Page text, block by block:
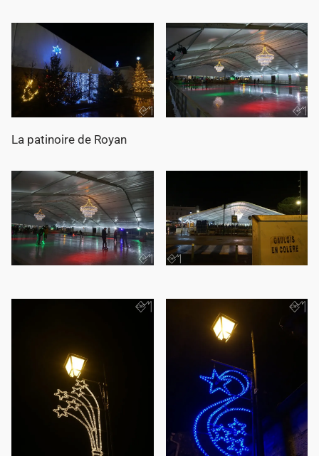
La patinoire de Royan